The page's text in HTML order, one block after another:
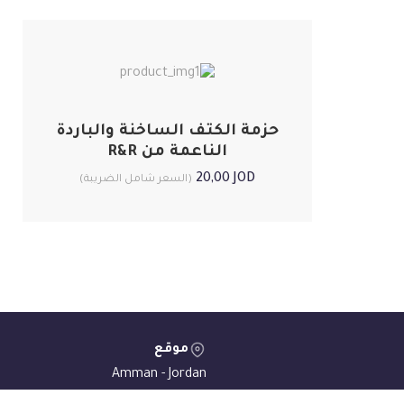
حزمة الكتف الساخنة والباردة
الناعمة من R&R
20,00JOD (السعر شامل الضريبة)
موقع
Amman - Jordan